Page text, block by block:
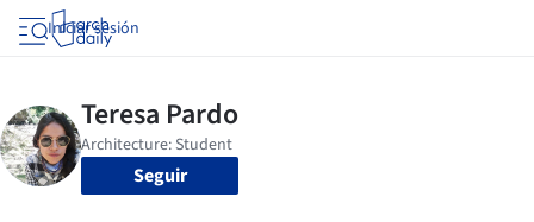
Iniciar sesión
Seguir